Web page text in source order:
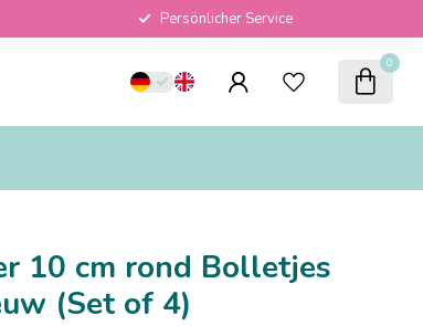
Persönlicher Service
0
10 cm rond Bolletjes
(Set of 4)